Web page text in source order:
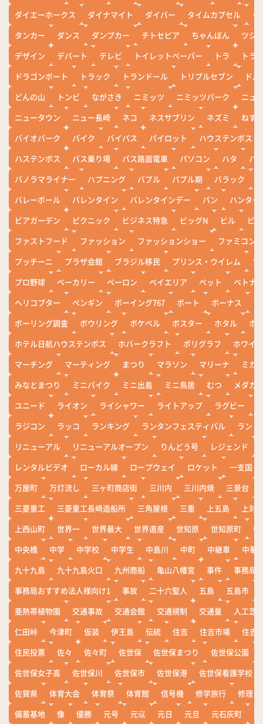
ダイエーホークス
ダイナマイト ダイバー タイムカプセル
タ
タンカー
ダンス ダンプカー チトセピア ちゃんぽん
ツシ
デザイン
デパート テレビ トイレットペーパー トラ
トラ
ドラゴンボート
トラック トランドール トリプルセブン
ド
どんの山
トンビ ながさき ニミッツ ニミッツパーク
ニュ
ニュータウン
ニュー長崎 ネコ ネスサブリン ネズミ
ねず
バイオパーク
バイク バイパス パイロット
ハウステンボス
ハステンボス
バス乗り場 バス路面電車 パソコン ハタ
ハ
パノラマライナー
ハプニング バブル バブル期 バラック
バレーボール
バレンタイン バレンタインデー パン
ハンター
ビアガーデン
ピクニック ビジネス特急 ビッグN ビル
ビワ
ファストフード
ファッション ファッションショー
ファミコン
プッチーニ
プラザ会館 ブラジル移民 プリンス・ウイレム
ブ
プロ野球
ベーカリー ペーロン ベイエリア ペット
ベトナ
ヘリコプター
ペンギン ボーイング767 ボート ボーナス
ボーリング調査
ボウリング ポケベル ポスター ホタル
ホ
ホテル日航ハウステンボス
ホバークラフト ポリグラフ
ホワイ
マーチング
マーティング まつり マラソン マリーナ
ミカ
みなとまつり
ミニバイク ミニ出島 ミニ鳥居 むつ
メダカ
ユニード
ライオン ライシャワー ライトアップ ラグビー
ラジコン
ラッコ ランキング ランタンフェスティバル
ランド
リニューアル
リニューアルオープン りんどう号 レジェンド
レンタルビデオ
ローカル線 ロープウェイ ロケット
一支国
万屋町
万灯流し 三ヶ町商店街 三川内 三川内焼 三景台
三菱重工
三菱重工長崎造船所 三角屋根 三重 上五島
上対
上西山町
世界一 世界最大 世界遺産 世知原 世知原町
中
中央橋
中学 中学校 中学生 中島川 中町 中継車
中華
九十九島
九十九島火口 九州商船 亀山八幡宮 事件
事務局
事務局おすすめ法人様向け1
事故 二十六聖人 五島 五島市
亜熱帯植物園
交通事故 交通会館 交通規制 交通量
人工芝
仁田峠
今津町 仮装 伊王島 伝統 住吉 住吉市場
住吉
住民投票
佐々 佐々町 佐世保 佐世保まつり 佐世保公園
佐世保女子高
佐世保川 佐世保市 佐世保港
佐世保看護学校
佐賀県
体育大会 体育祭 体育館 信号機 修学旅行
修理
備蓄基地
像 優勝 元号 元寇 元日 元旦 元石灰町